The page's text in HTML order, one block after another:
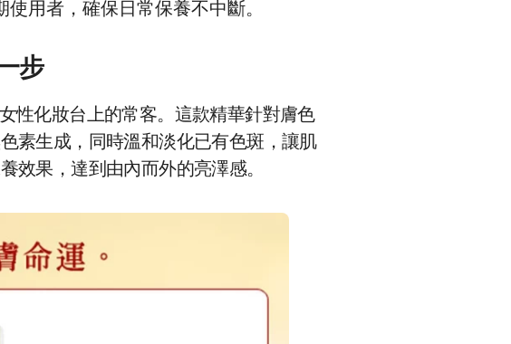
用者，確保日常保養不中斷。
步
性化妝台上的常客。這款精華針對膚色
素生成，同時溫和淡化已有色斑，讓肌
效果，達到由內而外的亮澤感。